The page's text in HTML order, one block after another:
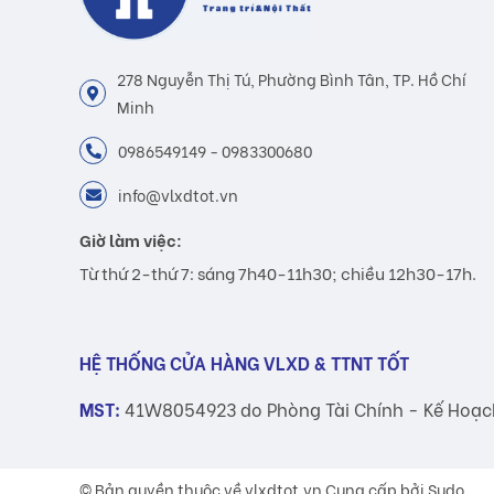
278 Nguyễn Thị Tú, Phường Bình Tân, TP. Hồ Chí
Minh
0986549149 - 0983300680
info@vlxdtot.vn
Giờ làm việc:
Từ thứ 2-thứ 7: sáng 7h40-11h30; chiều 12h30-17h.
HỆ THỐNG CỬA HÀNG VLXD & TTNT TỐT
MST: 41W8054923 do Phòng Tài Chính - Kế
© Bản quyền thuộc vềvlxdtot.vnCung cấp bởi Sudo